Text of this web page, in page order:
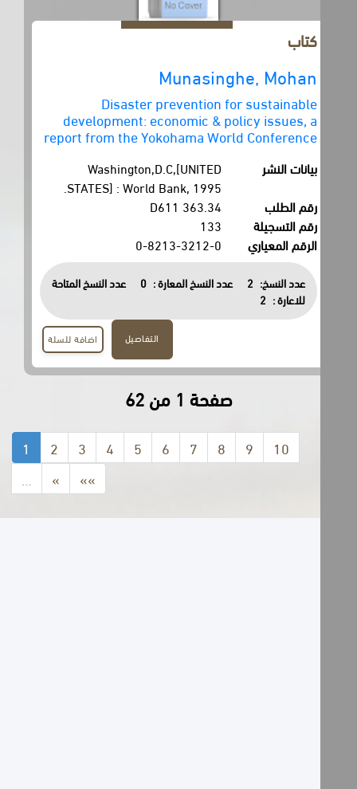
Munasinghe, Mohan
Disaster prevention for sustainable
development: economic & policy issues, a
report from the Yokohama World Conference
بيانات النشر
Washington,D.C,[UNITED
STATES] : World Bank, 1995.
رقم الطلب
363.34 D611
رقم التسجيلة
133
الرقم المعياري
0-8213-3212-0
عدد النسخ: 2 عدد النسخ المعارة : 0
عدد النسخ المتاحة
للاعارة :
2
اضافة للسلة
صفحة 1 من 62
9
…
»